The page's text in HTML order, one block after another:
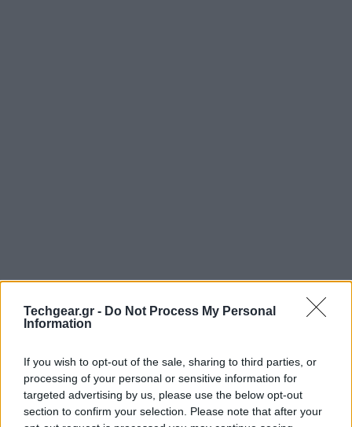
Techgear.gr - Do Not Process My Personal
Information
If you wish to opt-out of the sale, sharing to third parties, or
processing of your personal or sensitive information for
targeted advertising by us, please use the below opt-out
section to confirm your selection. Please note that after your